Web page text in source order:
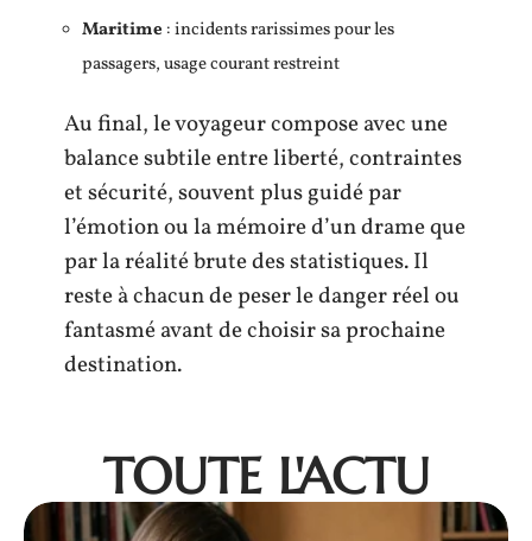
Maritime : incidents rarissimes pour les
passagers, usage courant restreint
Au final, le voyageur compose avec une
balance subtile entre liberté, contraintes
et sécurité, souvent plus guidé par
l’émotion ou la mémoire d’un drame que
par la réalité brute des statistiques. Il
reste à chacun de peser le danger réel ou
fantasmé avant de choisir sa prochaine
destination.
TOUTE L'ACTU